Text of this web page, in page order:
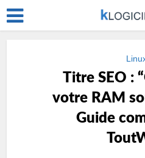
Titre SEO :
votre RAM
Guide